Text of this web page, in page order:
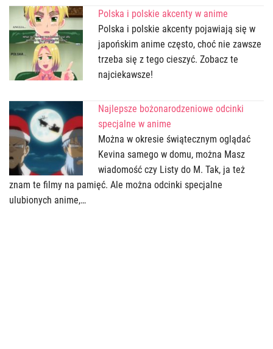
Polska i polskie akcenty w anime
Polska i polskie akcenty pojawiają się w
japońskim anime często, choć nie zawsze
trzeba się z tego cieszyć. Zobacz te
najciekawsze!
Najlepsze bożonarodzeniowe odcinki
specjalne w anime
Można w okresie świątecznym oglądać
Kevina samego w domu, można Masz
wiadomość czy Listy do M. Tak, ja też
znam te filmy na pamięć. Ale można odcinki specjalne
ulubionych anime,…